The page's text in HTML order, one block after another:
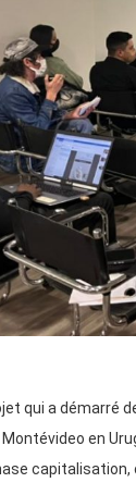
qui a démarré
en
capitalisation,